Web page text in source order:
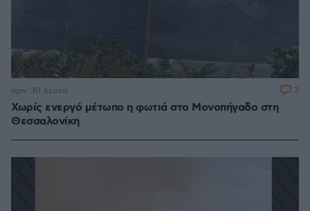
Χωρίς ενεργό μέτωπο η φωτιά στο Μονοπήγαδο στη
Θεσσαλονίκη
πριν 30 λεπτά 2